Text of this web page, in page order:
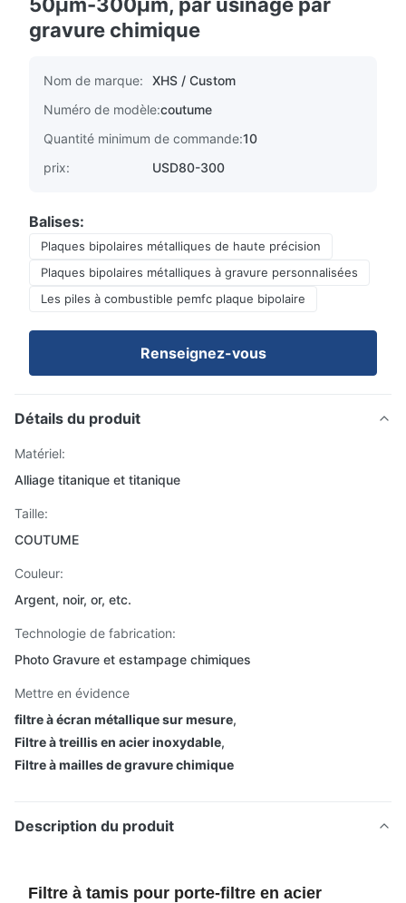
gravure chimique
Nom de marque:
XHS / Custom
Numéro de modèle:coutume
Quantité minimum de commande:10
prix:
USD80-300
Balises:
Plaques bipolaires métalliques de haute précision
Plaques bipolaires métalliques à gravure personnalisées
Les piles à combustible pemfc plaque bipolaire
Renseignez-vous
Détails du produit
Matériel:
Alliage titanique et titanique
Taille:
COUTUME
Couleur:
Argent, noir, or, etc.
Technologie de fabrication:
Photo Gravure et estampage chimiques
Mettre en évidence
filtre à écran métallique sur mesure,
Filtre à treillis en acier inoxydable,
Filtre à mailles de gravure chimique
Description du produit
Filtre à tamis pour porte-filtre en acier